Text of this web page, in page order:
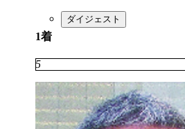
ダイジェスト
1着
5